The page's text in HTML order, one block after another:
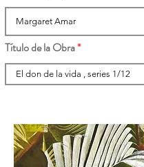
Título de la Obra